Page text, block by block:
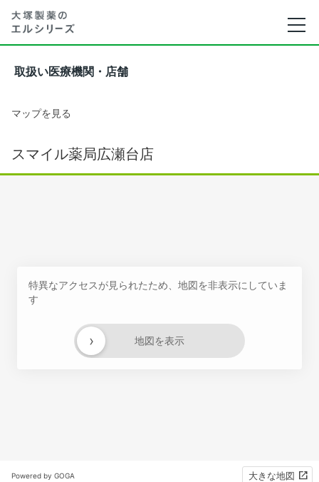
取扱い医療機関・店舗
マップを見る
スマイル薬局広瀬台店
特異なアクセスが見られたため、地図を非表示にしていま
す
地図を表示
›
Powered by GOGA 大きな地図